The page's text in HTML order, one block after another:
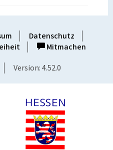
Datenschutz
Mitmachen
Version: 4.52.0